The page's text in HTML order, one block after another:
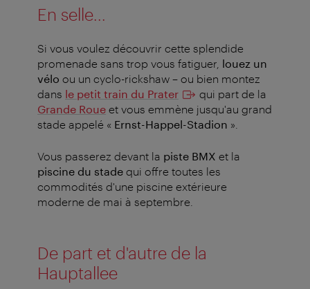
En selle...
Si vous voulez découvrir cette splendide
promenade sans trop vous fatiguer, louez un
vélo ou un cyclo-rickshaw – ou bien montez
dans le petit train du Prater
qui part de la
Grande Roue et vous emmène jusqu'au grand
stade appelé « Ernst-Happel-Stadion ».
Vous passerez devant la piste BMX et la
piscine du stade qui offre toutes les
commodités d'une piscine extérieure
moderne de mai à septembre.
De part et d'autre de la
Hauptallee